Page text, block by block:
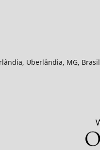
Uberlândia, MG, Brasil